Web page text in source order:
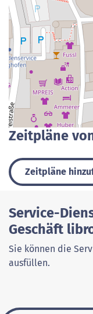
Zeitpläne
Zeitpläne
Service-
Geschäft
Sie können die
ausfüllen.